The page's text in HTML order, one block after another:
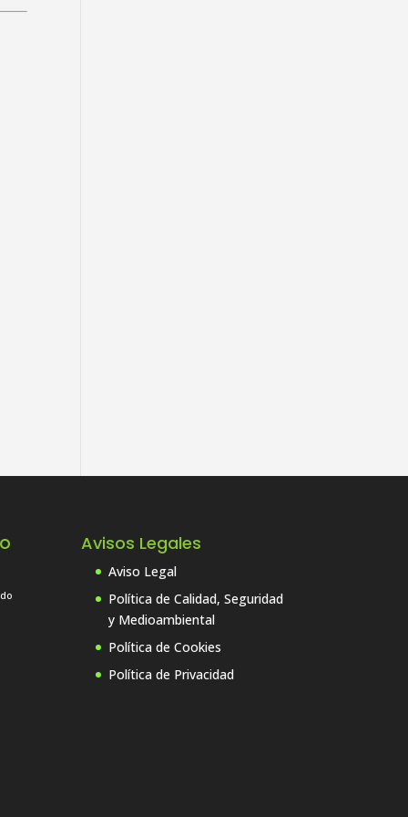
Avisos Legales
Aviso Legal
Política de Calidad, Seguridad
y Medioambiental
Política de Cookies
Política de Privacidad